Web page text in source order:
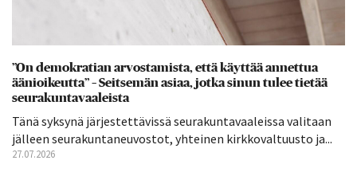
”On demokratian arvostamista, että käyttää annettua
äänioikeutta” – Seitsemän asiaa, jotka sinun tulee tietää
seurakuntavaaleista
Tänä syksynä järjestettävissä seurakuntavaaleissa valitaan
jälleen seurakuntaneuvostot, yhteinen kirkkovaltuusto ja...
27.07.2026